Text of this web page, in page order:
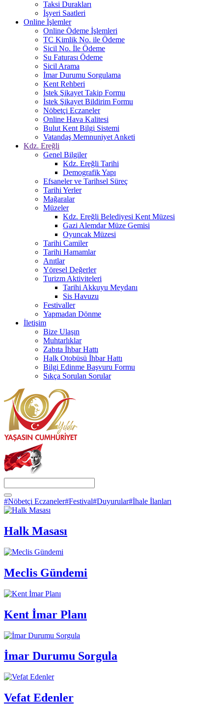
Taksi Durakları
İşyeri Saatleri
Online İşlemler
Online Ödeme İşlemleri
TC Kimlik No. ile Ödeme
Sicil No. İle Ödeme
Su Faturası Ödeme
Sicil Arama
İmar Durumu Sorgulama
Kent Rehberi
İstek Şikayet Takip Formu
İstek Şikayet Bildirim Formu
Nöbetçi Eczaneler
Online Hava Kalitesi
Bulut Kent Bilgi Sistemi
Vatandaş Memnuniyet Anketi
Kdz. Ereğli
Genel Bilgiler
Kdz. Ereğli Tarihi
Demografik Yapı
Efsaneler ve Tarihsel Süreç
Tarihi Yerler
Mağaralar
Müzeler
Kdz. Ereğli Belediyesi Kent Müzesi
Gazi Alemdar Müze Gemisi
Oyuncak Müzesi
Tarihi Camiler
Tarihi Hamamlar
Anıtlar
Yöresel Değerler
Turizm Aktiviteleri
Tarihi Akkuyu Meydanı
Sis Havuzu
Festivaller
Yapmadan Dönme
İletişim
Bize Ulaşın
Muhtarlıklar
Zabıta İhbar Hattı
Halk Otobüsü İhbar Hattı
Bilgi Edinme Başvuru Formu
Sıkça Sorulan Sorular
#Nöbetçi Eczaneler#Festival#Duyurular#İhale İlanları
Halk Masası
Meclis Gündemi
Kent İmar Planı
İmar Durumu Sorgula
Vefat Edenler